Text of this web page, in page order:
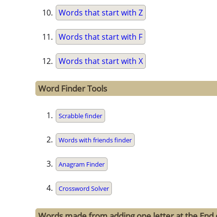
Words that start with Z
Words that start with F
Words that start with X
Word Finder Tools
Scrabble finder
Words with friends finder
Anagram Finder
Crossword Solver